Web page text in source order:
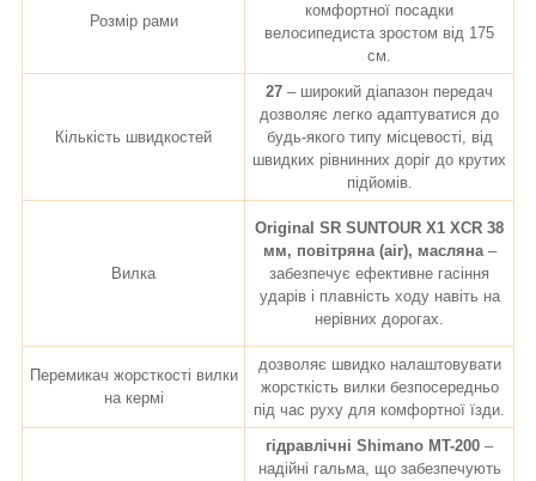
Розмір рами
комфортної посадки
велосипедиста зростом від 175
см.
Кількість швидкостей
27 – широкий діапазон передач
дозволяє легко адаптуватися до
будь-якого типу місцевості, від
швидких рівнинних доріг до крутих
підйомів.
Вилка
Original SR SUNTOUR X1 XCR 38
мм, повітряна (air), масляна–
забезпечує ефективне гасіння
ударів і плавність ходу навіть на
нерівних дорогах.
Перемикач жорсткості вилки
на кермі
дозволяє швидко налаштовувати
жорсткість вилки безпосередньо
під час руху для комфортної їзди.
гідравлічні Shimano MT-200 –
надійні гальма, що забезпечують